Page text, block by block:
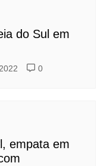
do Sul em
0
empata em